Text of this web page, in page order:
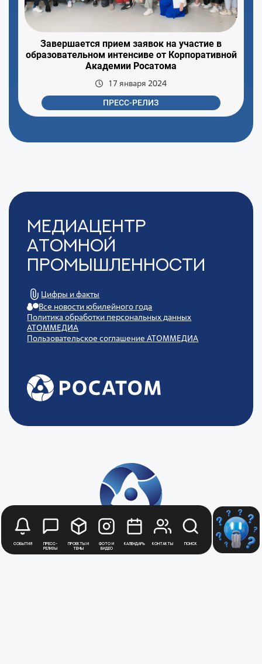
События
Пресс-
релизы
Проекты и
темы
Фото и
видео
Календарь Контакты Поиск
Завершается прием заявок на участие в
образовательном интенсиве от Корпоративной
Академии Росатома
17 января 2024
ПРЕСС-РЕЛИЗ
Медиацентр
Атомной
Промышленности
Цифры и факты
Все новости юбилейного года
Политика обработки персональных данных
АТОММЕДИА
Пользовательское соглашение АТОММЕДИА